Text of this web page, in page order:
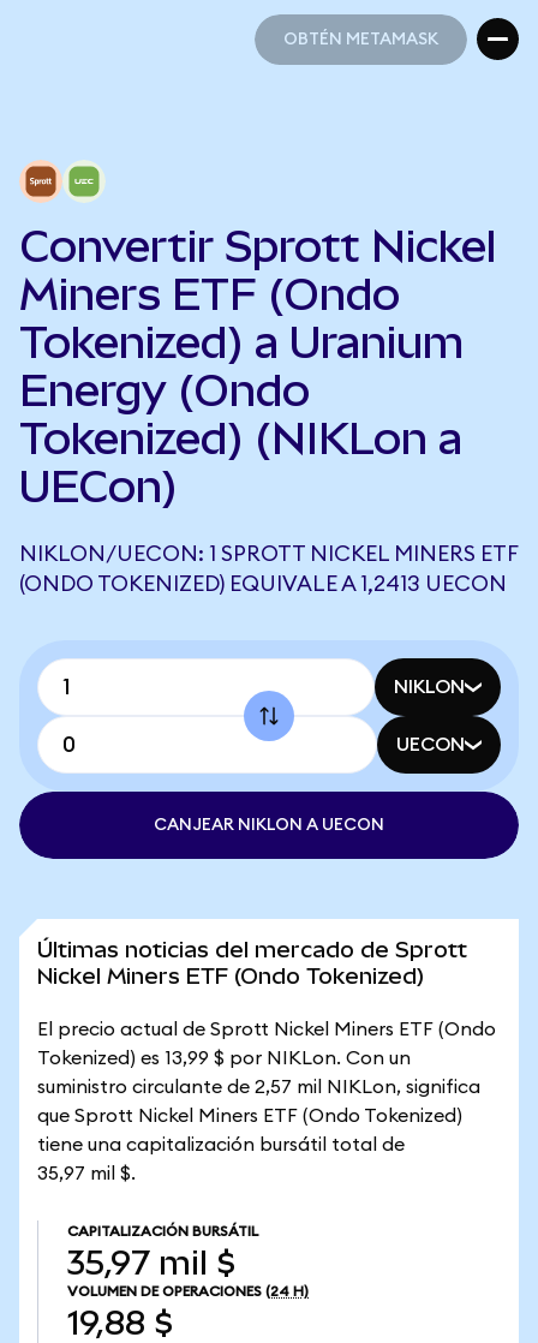
OBTÉN METAMASK
Convertir Sprott Nickel
Miners ETF (Ondo
Tokenized) a Uranium
Energy (Ondo
Tokenized) (NIKLon a
UECon)
NIKLON/UECON: 1 SPROTT NICKEL MINERS ETF
(ONDO TOKENIZED) EQUIVALE A 1,2413 UECON
NIKLON
UECON
CANJEAR NIKLON A UECON
Últimas noticias del mercado de Sprott
Nickel Miners ETF (Ondo Tokenized)
El precio actual de Sprott Nickel Miners ETF (Ondo
Tokenized) es 13,99 $ por NIKLon. Con un
suministro circulante de 2,57 mil NIKLon, significa
que Sprott Nickel Miners ETF (Ondo Tokenized)
tiene una capitalización bursátil total de
35,97 mil $.
CAPITALIZACIÓN BURSÁTIL
35,97 mil $
VOLUMEN DE OPERACIONES (24 H)
19,88 $